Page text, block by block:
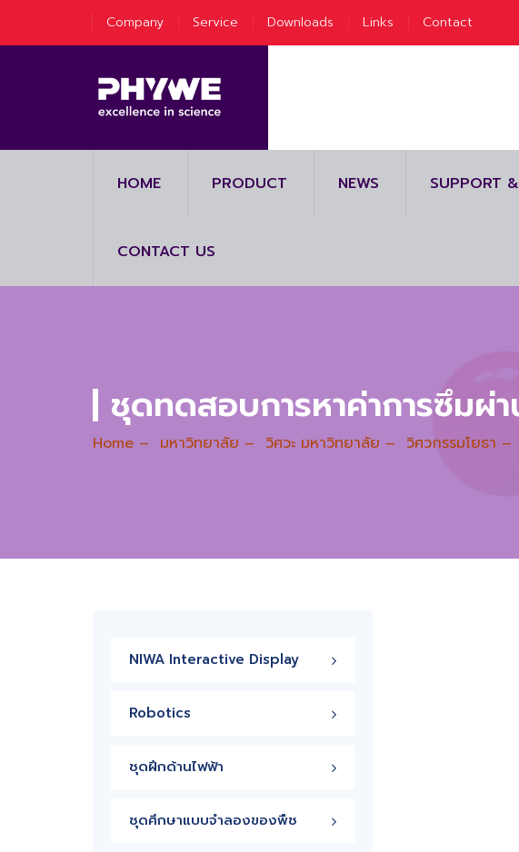
Company Service Downloads Links Contact
HOME PRODUCT NEWS SUPPORT
CONTACT US
ชุดทดสอบการหาค่าการซึมผ่
Home – มหาวิทยาลัย – วิศวะ มหาวิทยาลัย – วิศวกรรมโยธา –
NIWA Interactive Display
Robotics
ชุดฝึกด้านไฟฟ้า
ชุดศึกษาแบบจำลองของพืช